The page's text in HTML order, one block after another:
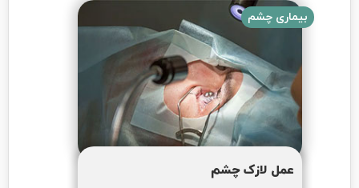
بیماری چشم
عمل لازک چشم